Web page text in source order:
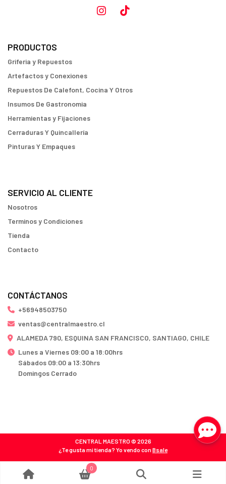
PRODUCTOS
Griferia y Repuestos
Artefactos y Conexiones
Repuestos De Calefont, Cocina Y Otros
Insumos De Gastronomia
Herramientas y Fijaciones
Cerraduras Y Quincallería
Pinturas Y Empaques
SERVICIO AL CLIENTE
Nosotros
Terminos y Condiciones
Tienda
Contacto
CONTÁCTANOS
+56948503750
ventas@centralmaestro.cl
ALAMEDA 790, ESQUINA SAN FRANCISCO, SANTIAGO, CHILE
Lunes a Viernes 09:00 a 18:00hrs
Sábados 09:00 a 13:30hrs
Domingos Cerrado
CENTRAL MAESTRO © 2026
¿Te gusta mi tienda? Yo vendo conBsale
0